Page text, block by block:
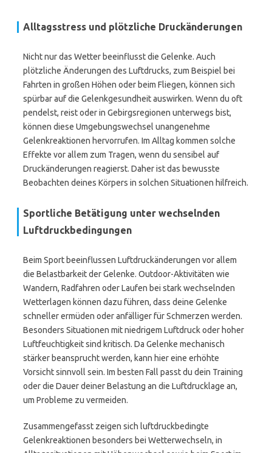
Alltagsstress und plötzliche Druckänderungen
Nicht nur das Wetter beeinflusst die Gelenke. Auch
plötzliche Änderungen des Luftdrucks, zum Beispiel bei
Fahrten in großen Höhen oder beim Fliegen, können sich
spürbar auf die Gelenkgesundheit auswirken. Wenn du oft
pendelst, reist oder in Gebirgsregionen unterwegs bist,
können diese Umgebungswechsel unangenehme
Gelenkreaktionen hervorrufen. Im Alltag kommen solche
Effekte vor allem zum Tragen, wenn du sensibel auf
Druckänderungen reagierst. Daher ist das bewusste
Beobachten deines Körpers in solchen Situationen hilfreich.
Sportliche Betätigung unter wechselnden
Luftdruckbedingungen
Beim Sport beeinflussen Luftdruckänderungen vor allem
die Belastbarkeit der Gelenke. Outdoor-Aktivitäten wie
Wandern, Radfahren oder Laufen bei stark wechselnden
Wetterlagen können dazu führen, dass deine Gelenke
schneller ermüden oder anfälliger für Schmerzen werden.
Besonders Situationen mit niedrigem Luftdruck oder hoher
Luftfeuchtigkeit sind kritisch. Da Gelenke mechanisch
stärker beansprucht werden, kann hier eine erhöhte
Vorsicht sinnvoll sein. Im besten Fall passt du dein Training
oder die Dauer deiner Belastung an die Luftdrucklage an,
um Probleme zu vermeiden.
Zusammengefasst zeigen sich luftdruckbedingte
Gelenkreaktionen besonders bei Wetterwechseln, in